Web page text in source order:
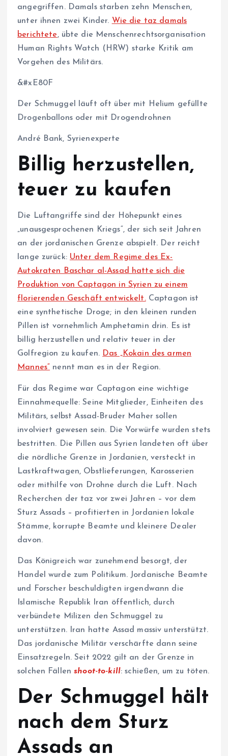
angegriffen. Damals starben zehn Menschen,
unter ihnen zwei Kinder. Wie die taz damals
berichtete, übte die Menschenrechtsorganisation
Human Rights Watch (HRW) starke Kritik am
Vorgehen des Militärs.
&#xE80F
Der Schmuggel läuft oft über mit Helium gefüllte
Drogenballons oder mit Drogendrohnen
André Bank, Syrienexperte
Billig herzustellen,
teuer zu kaufen
Die Luftangriffe sind der Höhepunkt eines
„unausgesprochenen Kriegs“, der sich seit Jahren
an der jordanischen Grenze abspielt. Der reicht
lange zurück: Unter dem Regime des Ex-
Autokraten Baschar al-Assad hatte sich die
Produktion von Captagon in Syrien zu einem
florierenden Geschäft entwickelt.Captagon ist
eine synthetische Droge; in den kleinen runden
Pillen ist vornehmlich Amphetamin drin. Es ist
billig herzustellen und relativ teuer in der
Golfregion zu kaufen. Das „Kokain des armen
Mannes“ nennt man es in der Region.
Für das Regime war Captagon eine wichtige
Einnahmequelle: Seine Mitglieder, Einheiten des
Militärs, selbst Assad-Bruder Maher sollen
involviert gewesen sein. Die Vorwürfe wurden stets
bestritten. Die Pillen aus Syrien landeten oft über
die nördliche Grenze in Jordanien, versteckt in
Lastkraftwagen, Obstlieferungen, Karosserien
oder mithilfe von Drohne durch die Luft. Nach
Recherchen der taz vor zwei Jahren – vor dem
Sturz Assads – profitierten in Jordanien lokale
Stämme, korrupte Beamte und kleinere Dealer
davon.
Das Königreich war zunehmend besorgt, der
Handel wurde zum Politikum. Jordanische Beamte
und Forscher beschuldigten irgendwann die
Islamische Republik Iran öffentlich, durch
verbündete Milizen den Schmuggel zu
unterstützen. Iran hatte Assad massiv unterstützt.
Das jordanische Militär verschärfte dann seine
Einsatzregeln. Seit 2022 gilt an der Grenze in
solchen Fällenshoot-to-kill: schießen, um zu töten.
Der Schmuggel hält
nach dem Sturz
Assads an